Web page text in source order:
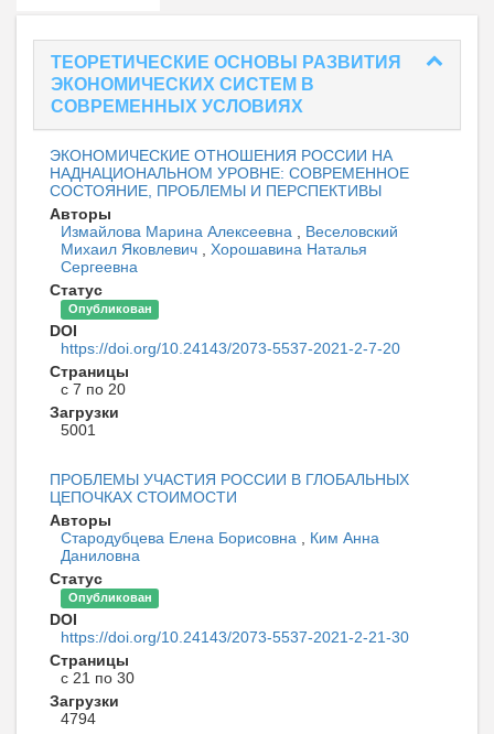
ТЕОРЕТИЧЕСКИЕ ОСНОВЫ РАЗВИТИЯ
ЭКОНОМИЧЕСКИХ СИСТЕМ В
СОВРЕМЕННЫХ УСЛОВИЯХ
ЭКОНОМИЧЕСКИЕ ОТНОШЕНИЯ РОССИИ НА
НАДНАЦИОНАЛЬНОМ УРОВНЕ: СОВРЕМЕННОЕ
СОСТОЯНИЕ, ПРОБЛЕМЫ И ПЕРСПЕКТИВЫ
Авторы
Измайлова Марина Алексеевна , Веселовский
Михаил Яковлевич , Хорошавина Наталья
Сергеевна
Статус
Опубликован
DOI
https://doi.org/10.24143/2073-5537-2021-2-7-20
Страницы
с 7 по 20
Загрузки
5001
ПРОБЛЕМЫ УЧАСТИЯ РОССИИ В ГЛОБАЛЬНЫХ
ЦЕПОЧКАХ СТОИМОСТИ
Авторы
Стародубцева Елена Борисовна , Ким Анна
Даниловна
Статус
Опубликован
DOI
https://doi.org/10.24143/2073-5537-2021-2-21-30
Страницы
с 21 по 30
Загрузки
4794